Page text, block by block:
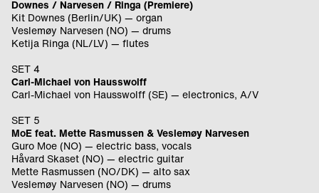
Downes / Narvesen / Ringa (Premiere)
Kit Downes (Berlin/UK) — organ
Veslemøy Narvesen (NO) — drums
Ketija Ringa (NL/LV) — flutes
SET 4
Carl-Michael von Hausswolff
Carl-Michael von Hausswolff (SE) — electronics, A/V
SET 5
MoE feat. Mette Rasmussen & Veslemøy Narvesen
Guro Moe (NO) — electric bass, vocals
Håvard Skaset (NO) — electric guitar
Mette Rasmussen (NO/DK) — alto sax
Veslemøy Narvesen (NO) — drums